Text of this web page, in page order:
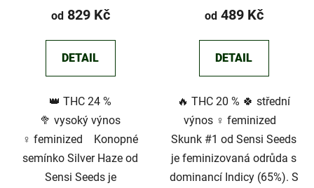
hodnocení
5,0
5
hvězdiček.
od829 Kč
DETAIL
👑 THC 24 %
🥦 vysoký výnos
♀️ feminized Konopné
semínko Silver Haze od
Sensi Seeds je
od489 Kč
DETAIL
🔥 THC 20 % 🍀 střední
výnos ♀️ feminized
Skunk #1 od Sensi Seeds
je feminizovaná odrůda s
dominancí Indicy (65%). S